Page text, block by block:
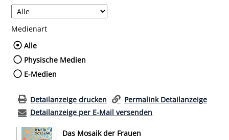
Medienart
Wählen Sie die Medienart nach der Sie
Alle
Physische Medien
E-Medien
Detailanzeige drucken
Permalink Detailanzeige
Detailanzeige per E-Mail versenden
Das Mosaik der Frauen